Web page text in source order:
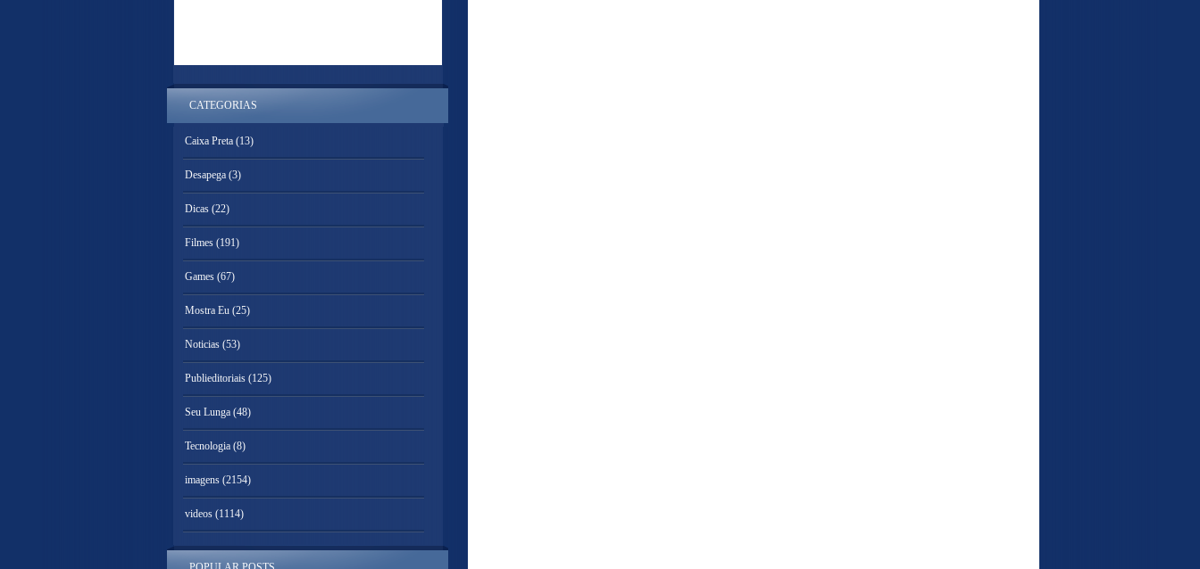
CATEGORIAS
Caixa Preta (13)
Desapega (3)
Dicas (22)
Filmes (191)
Games (67)
Mostra Eu (25)
Noticias (53)
Publieditoriais (125)
Seu Lunga (48)
Tecnologia (8)
imagens (2154)
videos (1114)